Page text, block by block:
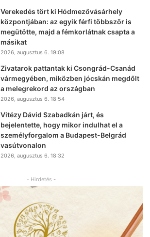
Verekedés tört ki Hódmezővásárhely
központjában: az egyik férfi többször is
megütötte, majd a fémkorlátnak csapta a
másikat
2026, augusztus 6. 19:08
Zivatarok pattantak ki Csongrád-Csanád
vármegyében, miközben jócskán megdőlt
a melegrekord az országban
2026, augusztus 6. 18:54
Vitézy Dávid Szabadkán járt, és
bejelentette, hogy mikor indulhat el a
személyforgalom a Budapest-Belgrád
vasútvonalon
2026, augusztus 6. 18:32
- Hirdetés -